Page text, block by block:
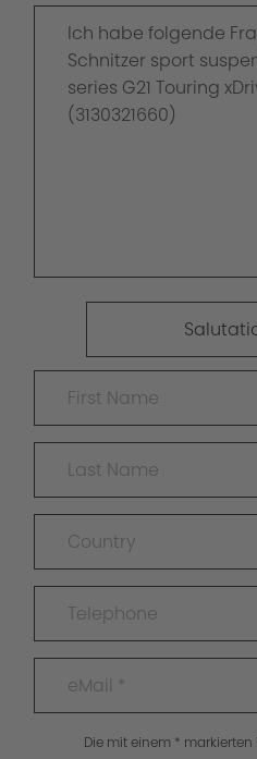
Die mit einem * markierten